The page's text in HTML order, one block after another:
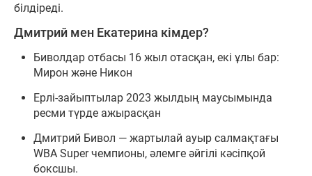
білдіреді.
Дмитрий мен Екатерина кімдер?
Биволдар отбасы 16 жыл отасқан, екі ұлы бар:
Мирон және Никон
Ерлі-зайыптылар 2023 жылдың маусымында
ресми түрде ажырасқан
Дмитрий Бивол — жартылай ауыр салмақтағы
WBA Super чемпионы, әлемге әйгілі кәсіпқой
боксшы.